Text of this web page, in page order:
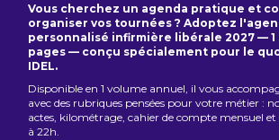
Vous cherchez un agenda pratique et
organiser vos tournées ? Adoptez
personnalisé infirmière libérale 2027 — 1
pages — conçu spécialement pour le
IDEL.
Disponible en 1 volume annuel, il vous
avec des rubriques pensées pour votre métier :
actes, kilométrage, cahier de compte mensuel
à 22h.